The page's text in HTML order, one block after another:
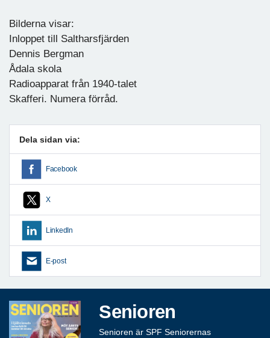
Bilderna visar:
Inloppet till Saltharsfjärden
Dennis Bergman
Ådala skola
Radioapparat från 1940-talet
Skafferi. Numera förråd.
Dela sidan via:
Facebook
X
LinkedIn
E-post
Senioren
Senioren är SPF Seniorernas